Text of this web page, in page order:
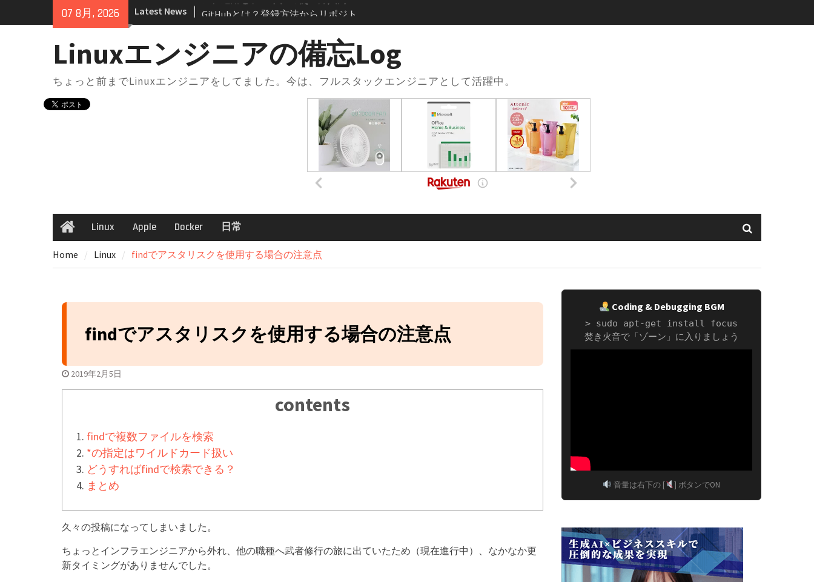
07 8月, 2026 Latest News
GitHubとは？登録方法からリポジト
リ・ブランチの使い方まで徹底解説
docker-compose × .envファイルで環
境切り替え｜実践的な使い方と注意
docker-composeの.envファイルと
は？知らないと損する便利な設定術
docker-compose.ymlの書き方｜基本
構成からサービス連携までまるっと
AWS SAA 学習で一番使った本と勉強
法｜一夜漬けテキスト×Udemy問題集
GeminiにはMacアプリがない？
方法
GitHubの開発フローを学ぼう！：コ
ンフリクトが起きたときの解消手順
と考え方
GitHubのSquash and merge入門｜コ
GitHubプルリクエスト実践ガイド｜
レビューの進め方とマージ方法・ト
ンチ運用とプルリクの使い方入門
Linuxエンジニアの備忘Log
ちょっと前までLinuxエンジニアをしてました。今は、フルスタックエンジニアとして活躍中。
HomeLinux Apple Docker 日常
Home Linux findでアスタリスクを使用する場合の注意点
findでアスタリスクを使用する場合の注意点
2019年2月5日
contents
findで複数ファイルを検索
*の指定はワイルドカード扱い
どうすればfindで検索できる？
まとめ
久々の投稿になってしまいました。
ちょっとインフラエンジニアから外れ、他の職種へ武者修行の旅に出ていたため（現在進行中）、なかなか更
新タイミングがありませんでした。
Coding & Debugging BGM
> sudo apt-get install focus
焚き火音で「ゾーン」に入りましょう
音量は右下の [ ] ボタンでON